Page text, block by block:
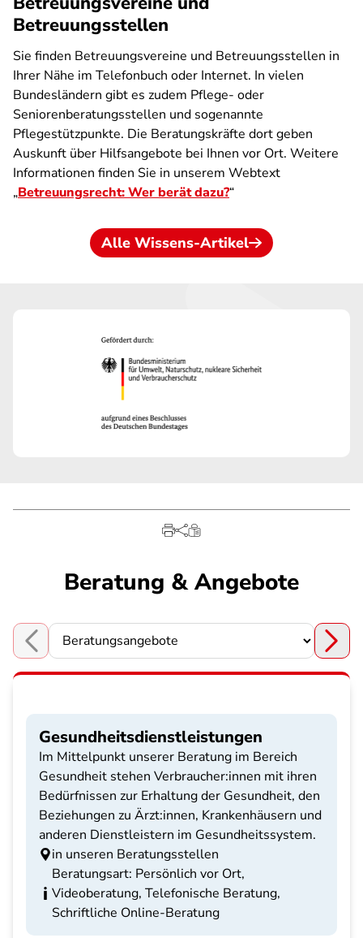
Betreuungsstellen
Sie finden Betreuungsvereine und Betreuungsstellen in
Ihrer Nähe im Telefonbuch oder Internet. In vielen
Bundesländern gibt es zudem Pflege- oder
Seniorenberatungsstellen und sogenannte
Pflegestützpunkte. Die Beratungskräfte dort geben
Auskunft über Hilfsangebote bei Ihnen vor Ort. Weitere
Informationen finden Sie in unserem Webtext
„Betreuungsrecht: Wer berät dazu?“
Alle Wissens-Artikel
Beratung & Angebote
Choose a section
Gesundheitsdienstleistungen
Im Mittelpunkt unserer Beratung im Bereich
Gesundheit stehen Verbraucher:innen mit ihren
Bedürfnissen zur Erhaltung der Gesundheit, den
Beziehungen zu Ärzt:innen, Krankenhäusern und
anderen Dienstleistern im Gesundheitssystem.
in unseren Beratungsstellen
Beratungsart: Persönlich vor Ort,
Videoberatung, Telefonische Beratung,
Schriftliche Online-Beratung